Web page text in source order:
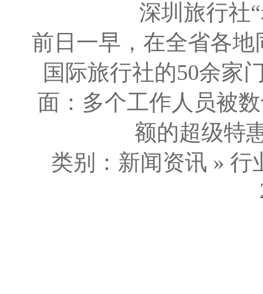
深圳旅行社
前日一早，在全省各
国际旅行社的50余家
面：多个工作人员被
额的超级特
类别：新闻资讯 »